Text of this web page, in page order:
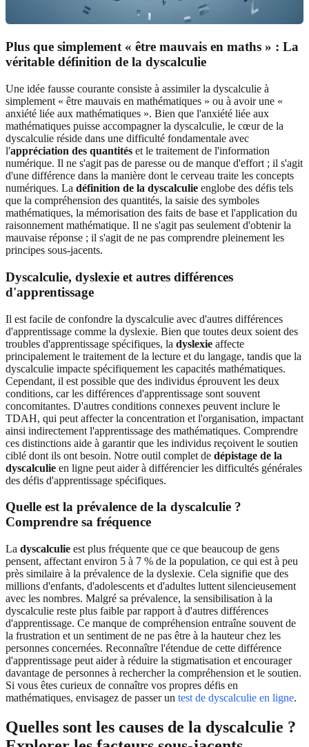
Plus que simplement « être mauvais en maths » : La
véritable définition de la dyscalculie
Une idée fausse courante consiste à assimiler la dyscalculie à
simplement « être mauvais en mathématiques » ou à avoir une «
anxiété liée aux mathématiques ». Bien que l'anxiété liée aux
mathématiques puisse accompagner la dyscalculie, le cœur de la
dyscalculie réside dans une difficulté fondamentale avec
l'appréciation des quantités et le traitement de l'information
numérique. Il ne s'agit pas de paresse ou de manque d'effort ; il s'agit
d'une différence dans la manière dont le cerveau traite les concepts
numériques. La définition de la dyscalculie englobe des défis tels
que la compréhension des quantités, la saisie des symboles
mathématiques, la mémorisation des faits de base et l'application du
raisonnement mathématique. Il ne s'agit pas seulement d'obtenir la
mauvaise réponse ; il s'agit de ne pas comprendre pleinement les
principes sous-jacents.
Dyscalculie, dyslexie et autres différences
d'apprentissage
Il est facile de confondre la dyscalculie avec d'autres différences
d'apprentissage comme la dyslexie. Bien que toutes deux soient des
troubles d'apprentissage spécifiques, la dyslexie affecte
principalement le traitement de la lecture et du langage, tandis que la
dyscalculie impacte spécifiquement les capacités mathématiques.
Cependant, il est possible que des individus éprouvent les deux
conditions, car les différences d'apprentissage sont souvent
concomitantes. D'autres conditions connexes peuvent inclure le
TDAH, qui peut affecter la concentration et l'organisation, impactant
ainsi indirectement l'apprentissage des mathématiques. Comprendre
ces distinctions aide à garantir que les individus reçoivent le soutien
ciblé dont ils ont besoin. Notre outil complet de dépistage de la
dyscalculie en ligne peut aider à différencier les difficultés générales
des défis d'apprentissage spécifiques.
Quelle est la prévalence de la dyscalculie ?
Comprendre sa fréquence
La dyscalculie est plus fréquente que ce que beaucoup de gens
pensent, affectant environ 5 à 7 % de la population, ce qui est à peu
près similaire à la prévalence de la dyslexie. Cela signifie que des
millions d'enfants, d'adolescents et d'adultes luttent silencieusement
avec les nombres. Malgré sa prévalence, la sensibilisation à la
dyscalculie reste plus faible par rapport à d'autres différences
d'apprentissage. Ce manque de compréhension entraîne souvent de
la frustration et un sentiment de ne pas être à la hauteur chez les
personnes concernées. Reconnaître l'étendue de cette différence
d'apprentissage peut aider à réduire la stigmatisation et encourager
davantage de personnes à rechercher la compréhension et le soutien.
Si vous êtes curieux de connaître vos propres défis en
mathématiques, envisagez de passer un test de dyscalculie en ligne.
Quelles sont les causes de la dyscalculie ?